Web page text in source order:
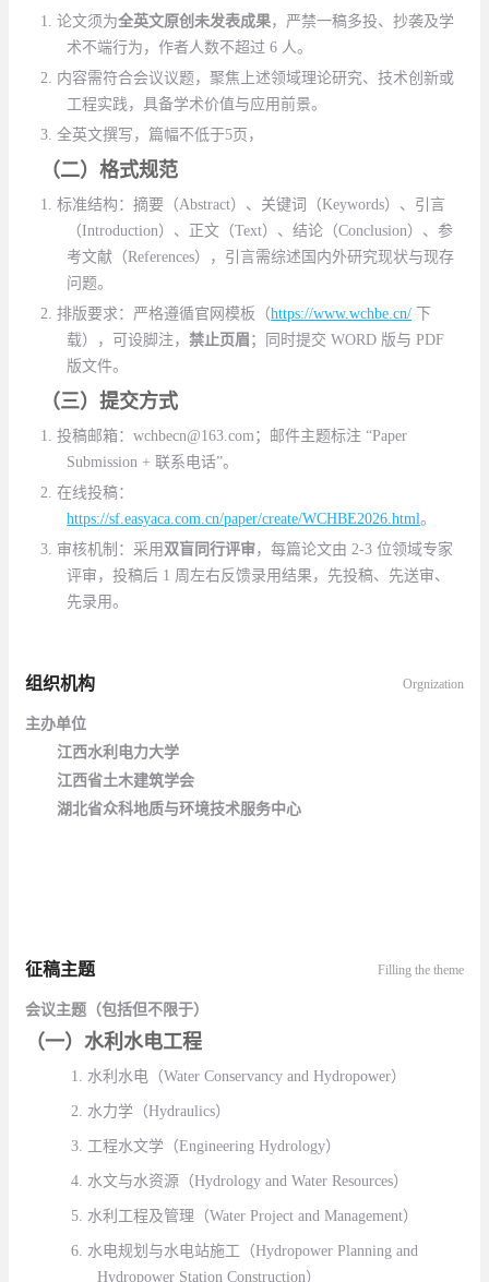
1.论文须为全英文原创未发表成果，严禁一稿多投、抄袭及学
术不端行为，作者人数不超过 6 人。
2. 内容需符合会议议题，聚焦上述领域理论研究、技术创新或
工程实践，具备学术价值与应用前景。
3.全英文撰写，篇幅不低于5页 ，
（二）格式规范
1.标准结构：摘要（Abstract）、关键词（Keywords）、引言
（Introduction）、正文（Text）、结论（Conclusion）、参
考文献（References），引言需综述国内外研究现状与现存
问题。
2.排版要求：严格遵循官网模板（https://www.wchbe.cn/
下
载），可设脚注，禁止页眉 ；同时提交 WORD 版与PDF
版文件。
（三）提交方式
1.投稿邮箱：wchbecn@163.com；邮件主题标注 “Paper
Submission +联系电话”。
2.在线投稿：
https://sf.easyaca.com.cn/paper/create/WCHBE2026.html。
3. 审核机制：采用 双盲同行评审，每篇论文由 2-3位领域专家
评审，投稿后 1 周左右反馈录用结果，先投稿、先送审、
先录用。
组织机构 Orgnization
主办单位
江西水利电力大学
江西省土木建筑学会
湖北省众科地质与环境技术服务中心
征稿主题 Filling the theme
会议主题（包括但不限于）
（一）水利水电工程
1. 水利水电（Water Conservancy and Hydropower）
2. 水力学（Hydraulics）
3. 工程水文学（Engineering Hydrology）
4. 水文与水资源（Hydrology and Water Resources）
5. 水利工程及管理（Water Project and Management）
6. 水电规划与水电站施工（Hydropower Planning and
Hydropower Station Construction）